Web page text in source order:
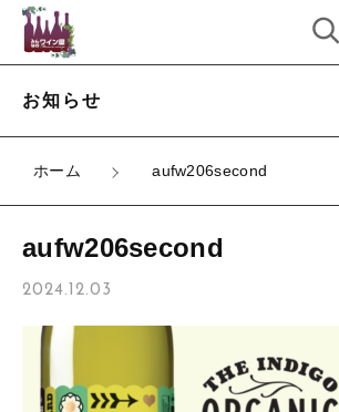
お知らせ
ホーム aufw206second
aufw206second
2024.12.03
ログイン / 会員登録
お気に入り
すべての商品
オレンジワイン
お買い得ワインセット
その他（クール便等）
スパークリングワイン
キーワード検索
こだわり検索
親カテゴリ
子カテゴリ